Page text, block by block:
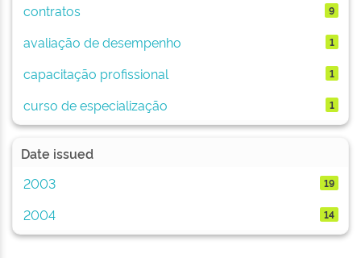
contratos 9
avaliação de desempenho 1
capacitação profissional 1
curso de especialização 1
Date issued
2003
19
2004 14